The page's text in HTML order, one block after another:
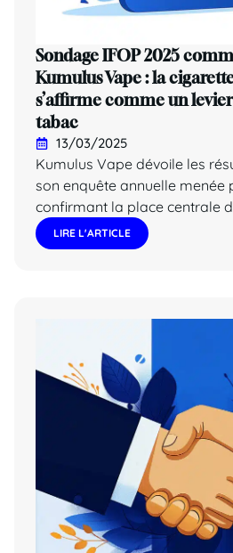
Sondage IFOP 2025
Kumulus Vape : la
s’affirme comme un
tabac
13/03/2025
Kumulus Vape dévoile les
son enquête annuelle menée
confirmant la place centrale
LIRE L'ARTICLE